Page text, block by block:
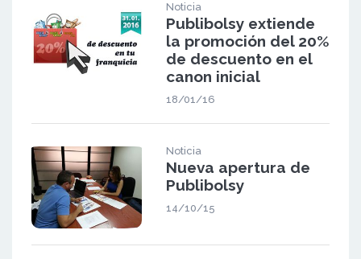
Noticia
Publibolsy extiende
la promoción del 20%
de descuento en el
canon inicial
18/01/16
Noticia
Nueva apertura de
Publibolsy
14/10/15